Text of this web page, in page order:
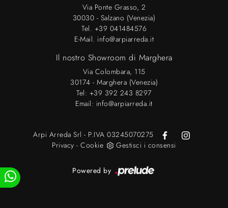
Via Ponte Grasso, 2
30030 - Salzano (Venezia)
Tel. +39 041484576
E-Mail. info@arpiarreda.it
Il nostro Showroom di Marghera
Via Colombara, 115
30174 - Marghera (Venezia)
Tel: +39 392 243 8297
Email: info@arpiarreda.it
Arpi Arreda Srl - P.IVA 03245070275
Privacy -Cookie Gestisci i consensi
Powered by